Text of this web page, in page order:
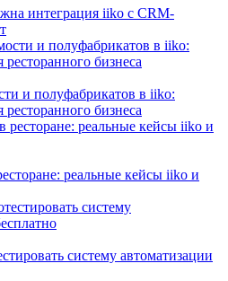
интеграция iiko с CRM-
и полуфабрикатов в iiko:
бизнеса
реальные кейсы iiko и
систему автоматизации